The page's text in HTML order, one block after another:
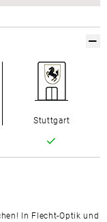
In Flecht-Optik und
Stuttgart